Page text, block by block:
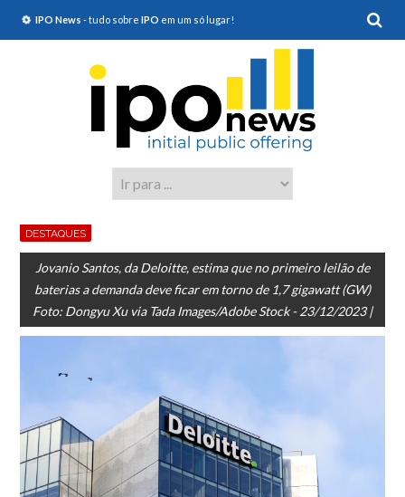
IPO News - tudo sobre IPO em um só lugar!
DESTAQUES
Jovanio Santos, da Deloitte, estima que no primeiro leilão de
baterias a demanda deve ficar em torno de 1,7 gigawatt (GW)
Foto: Dongyu Xu via Tada Images/Adobe Stock - 23/12/2023 |